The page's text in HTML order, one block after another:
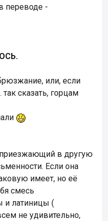
переводе -
или, если
сказать, горцам
приезжающий в другую
Если она
имеет, но её
смесь
и латиницы (
не удивительно,